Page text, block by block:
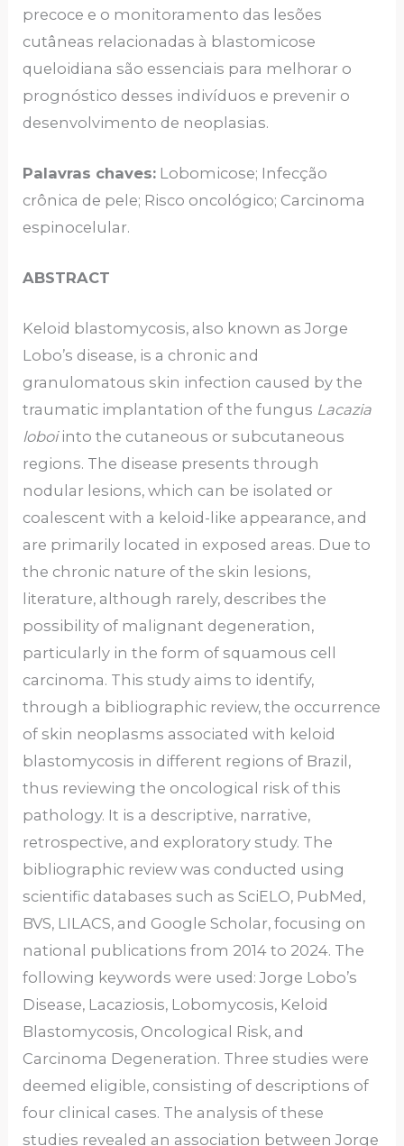
precoce e o monitoramento das lesões
cutâneas relacionadas à blastomicose
queloidiana são essenciais para melhorar o
prognóstico desses indivíduos e prevenir o
desenvolvimento de neoplasias.
Palavras chaves: Lobomicose; Infecção
crônica de pele; Risco oncológico; Carcinoma
espinocelular.
ABSTRACT
Keloid blastomycosis, also known as Jorge
Lobo’s disease, is a chronic and
granulomatous skin infection caused by the
traumatic implantation of the fungus Lacazia
loboiinto the cutaneous or subcutaneous
regions. The disease presents through
nodular lesions, which can be isolated or
coalescent with a keloid-like appearance, and
are primarily located in exposed areas. Due to
the chronic nature of the skin lesions,
literature, although rarely, describes the
possibility of malignant degeneration,
particularly in the form of squamous cell
carcinoma. This study aims to identify,
through a bibliographic review, the occurrence
of skin neoplasms associated with keloid
blastomycosis in different regions of Brazil,
thus reviewing the oncological risk of this
pathology. It is a descriptive, narrative,
retrospective, and exploratory study. The
bibliographic review was conducted using
scientific databases such as SciELO, PubMed,
BVS, LILACS, and Google Scholar, focusing on
national publications from 2014 to 2024. The
following keywords were used: Jorge Lobo’s
Disease, Lacaziosis, Lobomycosis, Keloid
Blastomycosis, Oncological Risk, and
Carcinoma Degeneration. Three studies were
deemed eligible, consisting of descriptions of
four clinical cases. The analysis of these
studies revealed an association between Jorge